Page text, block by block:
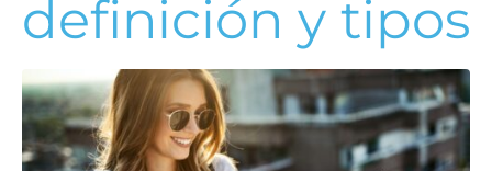
definición y tipos